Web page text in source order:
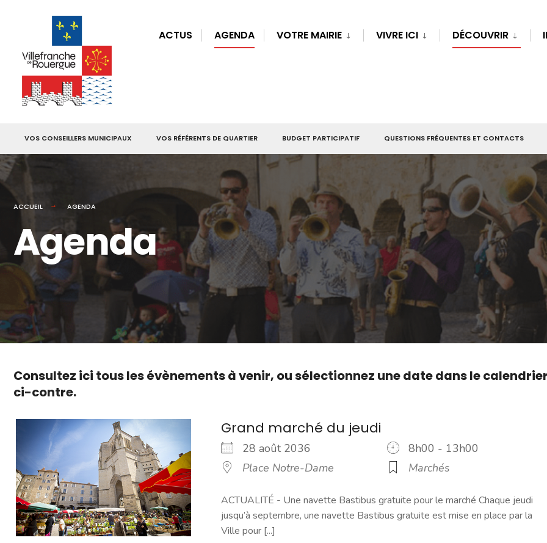
ACTUS AGENDA VOTRE MAIRIE VIVRE ICI DÉCOUVRIR
VOS CONSEILLERS MUNICIPAUX VOS RÉFÉRENTS DE QUARTIER BUDGET PARTICIPATIF QUESTIONS FRÉQUENTES ET CONTACTS
ACCUEIL AGENDA
Agenda
Consultez ici tous les évènements à venir, ou sélectionnez une date dans le
ci-contre.
Grand marché du jeudi
28 août 2036
8h00 - 13h00
Place Notre-Dame
Marchés
ACTUALITÉ - Une navette Bastibus gratuite pour le marché Chaque jeudi
jusqu’à septembre, une navette Bastibus gratuite est mise en place par la
Ville pour [...]